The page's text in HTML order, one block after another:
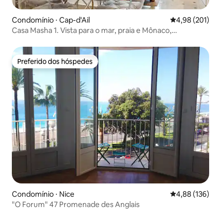
Condomínio ⋅ Cap-d'Ail 4,98 de uma
4,98 (201)
Casa Masha 1. Vista para o mar, praia e Mônaco,
Preferido dos hóspedes
Preferido dos hóspedes
Condomínio ⋅ Nice 4,88 de uma
4,88 (136)
"O Forum" 47 Promenade des Anglais